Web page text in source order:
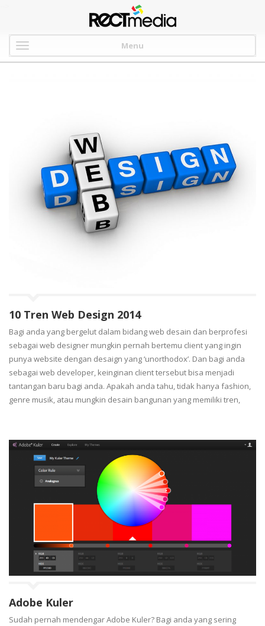
Menu
10 Tren Web Design 2014
Bagi anda yang bergelut dalam bidang web desain dan berprofesi
sebagai web designer mungkin pernah bertemu client yang ingin
punya website dengan desaign yang ‘unorthodox’. Dan bagi anda
sebagai web developer, keinginan client tersebut bisa menjadi
tantangan baru bagi anda. Apakah anda tahu, tidak hanya fashion,
genre musik, atau mungkin desain bangunan yang memiliki tren,
Adobe Kuler
Sudah pernah mendengar Adobe Kuler? Bagi anda yang sering